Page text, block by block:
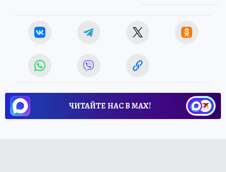
ЧИТАЙТЕ НАС В МАХ!